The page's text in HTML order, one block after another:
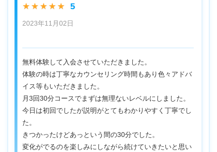
★★★★★ 5
2023年11月02日
無料体験して入会させていただきました。
体験の時は丁寧なカウンセリング時間もあり色々アドバ
イス等もいただきました。
月3回30分コースでまずは無理ないレベルにしました。
今日は初回でしたが説明がとてもわかりやすく丁寧でし
た。
きつかったけどあっという間の30分でした。
変化がでるのを楽しみにしながら続けていきたいと思い